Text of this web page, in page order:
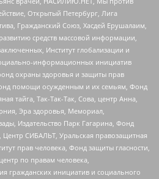
Открытый Петербург, Лига
Гражданский Союз, Хасдей Ерушалаим,
средств массовой информации,
Институт глобализации и
информационных инициатив
охраны здоровья и защиты прав
помощи осужденным и их семьям, Фонд
тайга, Так-Так-Так, Сова, центр Анна,
Эра здоровья, Мемориал,
Издательство Парк Гагарина, Фонд
СИБАЛЬТ, Уральская правозащитная
прав человека, Фонд защиты гласности,
по правам человека,
гражданских инициатив и социального